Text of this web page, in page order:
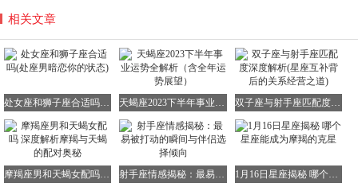
让外界的事物干扰到自己的好心情，就像在喧嚣的城市中找
到一片宁静的绿洲。
情感方面：单身人士如果急于表白，可能会像未经思考就冲
进战场一样，遭到对方的拒绝。建议多给自己一些准备时
间，就像精心准备一场演出，确保每一个环节都完美无缺。
有伴的双子座则可能发生激烈碰撞，需要妥善处理，就像修
复一件珍贵的瓷器，要小心翼翼。
相关文章
处女座和狮子座合适吗(处座男暗恋你的状态) 天蝎座2023下半年事业运势全解析（含全年运势展望） 双子座与射手座匹配度深度解析(星座互补背后的关系经营之道)
摩羯座男和天蝎女配吗 深度解析摩羯与天蝎的配对奥秘 射手座情感揭秘：最易被打动的瞬间与伴侣选择倾向 1月16日星座揭秘 哪个星座能成为摩羯的克星